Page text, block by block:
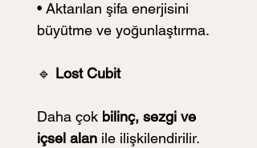
• Aktarılan şifa enerjisini
büyütme ve yoğunlaştırma.
🔹 Lost Cubit
Daha çok bilinç, sezgi ve
içsel alan ile ilişkilendirilir.